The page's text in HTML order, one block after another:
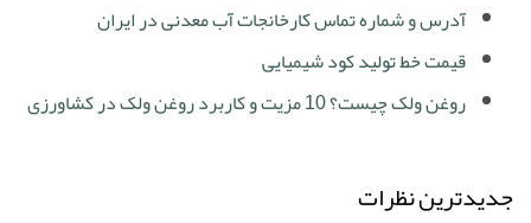
آدرس و شماره تماس کارخانجات آب معدنی در ایران
قیمت خط تولید کود شیمیایی
روغن ولک چیست؟ 10 مزیت و کاربرد روغن ولک در کشاورزی
جدیدترین نظرات